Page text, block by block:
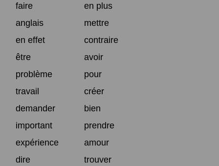
faire
en plus
anglais
mettre
en effet
contraire
être
avoir
problème
pour
travail
créer
demander
bien
important
prendre
expérience
amour
dire
trouver